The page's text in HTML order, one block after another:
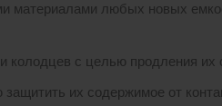
любых новых
колодцев с целью продления их
их содержимое от